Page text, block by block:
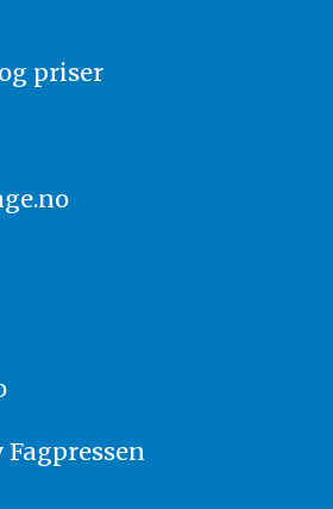
priser
Fagpressen